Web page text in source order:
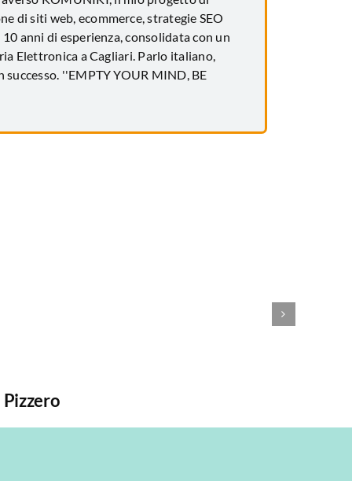
di siti web, ecommerce, strategie SEO
anni di esperienza, consolidata con un
Elettronica a Cagliari. Parlo italiano,
''EMPTY YOUR MIND, BE
Pizzero